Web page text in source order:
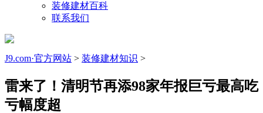
装修建材百科
联系我们
J9.com·官方网站 > 装修建材知识 >
雷来了！清明节再添98家年报巨亏最高吃
亏幅度超